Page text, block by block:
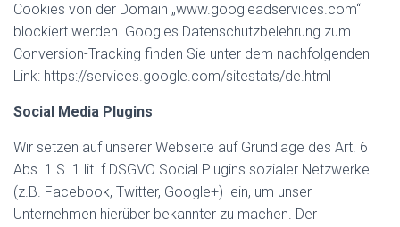
Cookies von der Domain „www.googleadservices.com“
blockiert werden. Googles Datenschutzbelehrung zum
Conversion-Tracking finden Sie unter dem nachfolgenden
Link: https://services.google.com/sitestats/de.html
Social Media Plugins
Wir setzen auf unserer Webseite auf Grundlage des Art. 6
Abs. 1 S. 1 lit. f DSGVO Social Plugins sozialer Netzwerke
(z.B. Facebook, Twitter, Google+) ein, um unser
Unternehmen hierüber bekannter zu machen. Der